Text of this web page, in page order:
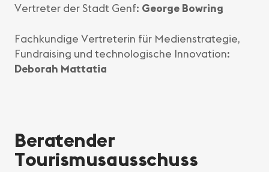
Vertreter der Stadt Genf: George Bowring
Fachkundige Vertreterin für Medienstrategie,
Fundraising und technologische Innovation:
Deborah Mattatia
Beratender
Tourismusausschuss